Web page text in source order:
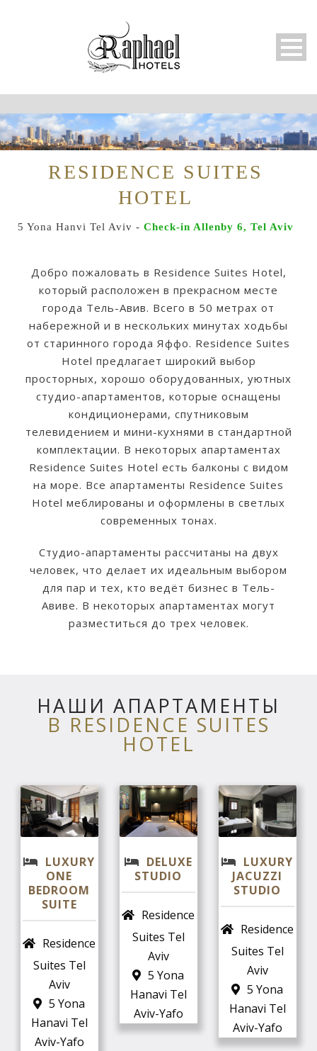
Русский
RESIDENCE SUITES
HOTEL
5 Yona Hanvi Tel Aviv - Check-in Allenby 6, Tel Aviv
Добро пожаловать в Residence Suites Hotel,
который расположен в прекрасном месте
города Тель-Авив. Всего в 50 метрах от
набережной и в нескольких минутах ходьбы
от старинного города Яффо. Residence Suites
Hotel предлагает широкий выбор
просторных, хорошо оборудованных, уютных
студио-апартаментов, которые оснащены
кондиционерами, спутниковым
телевидением и мини-кухнями в стандартной
комплектации. В некоторых апартаментах
Residence Suites Hotel есть балконы с видом
на море. Все апартаменты Residence Suites
Hotel меблированы и оформлены в светлых
современных тонах.
Студио-апартаменты рассчитаны на двух
человек, что делает их идеальным выбором
для пар и тех, кто ведёт бизнес в Тель-
Авиве. В некоторых апартаментах могут
разместиться до трех человек.
НАШИ АПАРТАМЕНТЫ
В RESIDENCE SUITES
HOTEL
LUXURY
ONE
BEDROOM
SUITE
Residence
Suites Tel
Aviv
5 Yona
Hanavi Tel
Aviv-Yafo
DELUXE
STUDIO
Residence
Suites Tel
Aviv
5 Yona
Hanavi Tel
Aviv-Yafo
LUXURY
JACUZZI
STUDIO
Residence
Suites Tel
Aviv
5 Yona
Hanavi Tel
Aviv-Yafo